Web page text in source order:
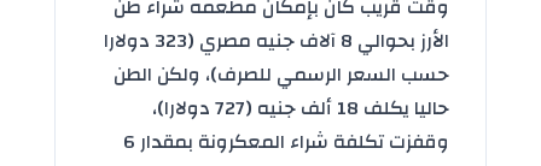
الأرز بحوالي 8 آلاف جنيه مصري (323 دولارا
حسب السعر الرسمي للصرف)، ولكن الطن
حاليا يكلف 18 ألف جنيه (727 دولارا)،
وقفزت تكلفة شراء المعكرونة بمقدار 6